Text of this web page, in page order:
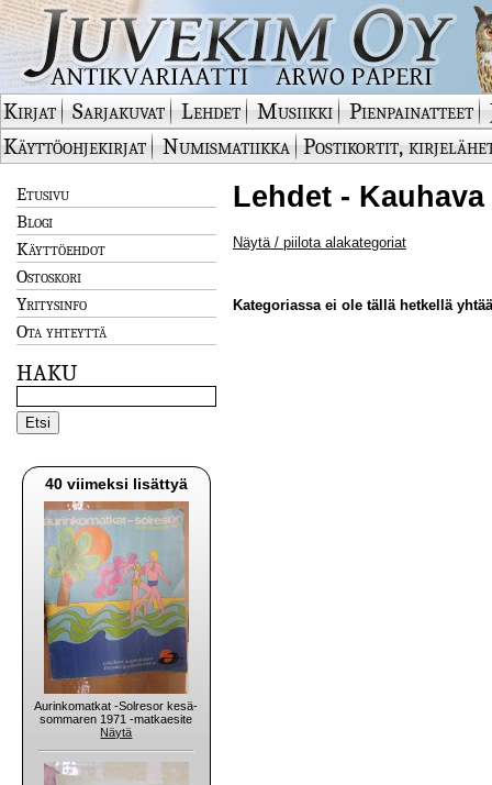
Kirjat Sarjakuvat Lehdet Musiikki Pienpainatteet
Käyttöohjekirjat
Numismatiikka Postikortit,
Etusivu
Blogi
Käyttöehdot
Ostoskori
Yritysinfo
Ota yhteyttä
HAKU
40 viimeksi lisättyä
Aurinkomatkat -Solresor kesä-
sommaren 1971 -matkaesite
Näytä
Lehdet -
Näytä / piilota alakategoriat
Kategoriassa ei ole tällä hetkellä